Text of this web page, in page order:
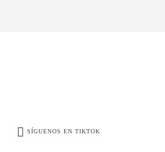
SÍGUENOS EN TIKTOK